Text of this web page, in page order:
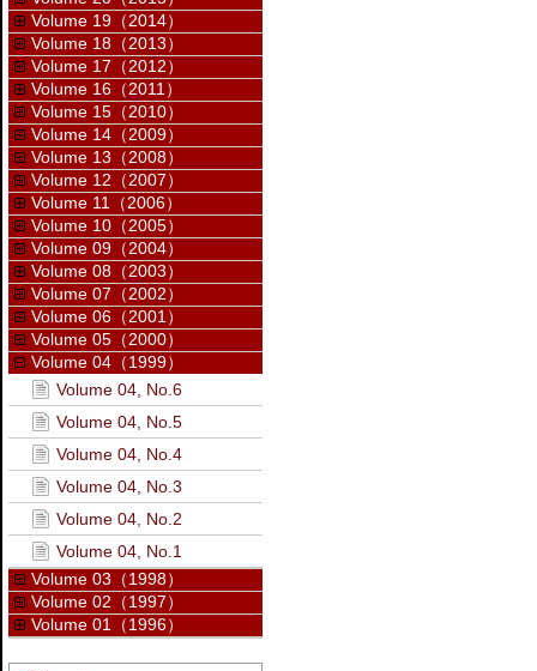
Volume 19（2014）
Volume 18（2013）
Volume 17（2012）
Volume 16（2011）
Volume 15（2010）
Volume 14（2009）
Volume 13（2008）
Volume 12（2007）
Volume 11（2006）
Volume 10（2005）
Volume 09（2004）
Volume 08（2003）
Volume 07（2002）
Volume 06（2001）
Volume 05（2000）
Volume 04（1999）
Volume 04, No.6
Volume 04, No.5
Volume 04, No.4
Volume 04, No.3
Volume 04, No.2
Volume 04, No.1
Volume 03（1998）
Volume 02（1997）
Volume 01（1996）